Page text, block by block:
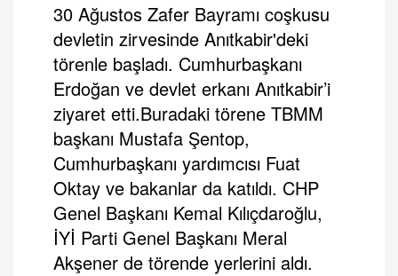
30 Ağustos Zafer Bayramı coşkusu
devletin zirvesinde Anıtkabir'deki
törenle başladı. Cumhurbaşkanı
Erdoğan ve devlet erkanı Anıtkabir’i
ziyaret etti.Buradaki törene TBMM
başkanı Mustafa Şentop,
Cumhurbaşkanı yardımcısı Fuat
Oktay ve bakanlar da katıldı. CHP
Genel Başkanı Kemal Kılıçdaroğlu,
İYİ Parti Genel Başkanı Meral
Akşener de törende yerlerini aldı.